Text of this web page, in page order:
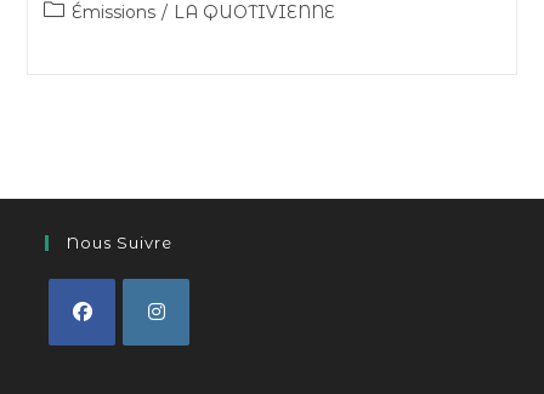
Émissions / LA QUOTIVIENNE
Nous Suivre